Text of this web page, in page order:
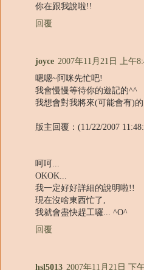
你在跟我說啦!!
回覆
joyce 2007年11月21日 上午
嗯嗯~阿咪先忙吧!
我會慢慢等待你的遊記的^^
我想會對我將來(可能會有)
版主回覆：(11/22/2007
呵呵...
OKOK...
我一定好好詳細的說明啦!!
現在沒啥東西忙了,
我就會盡快趕工囉... ^O^
回覆
hsl5013 2007年11月21日 下